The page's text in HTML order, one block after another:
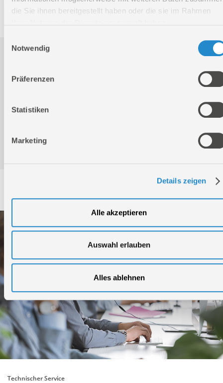
die Sie ihnen bereitgestellt haben oder die sie im Rahmen
Notwendig
Präferenzen
Statistiken
Marketing
Details zeigen
Alle akzeptieren
Auswahl erlauben
Alles ablehnen
Technischer Service